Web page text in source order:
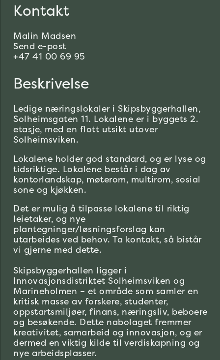
Kontakt
Malin Madsen
Send e-post
+47 41 00 69 95
Beskrivelse
Ledige næringslokaler i Skipsbyggerhallen,
Solheimsgaten 11. Lokalene er i byggets 2.
etasje, med en flott utsikt utover
Solheimsviken.
Lokalene holder god standard, og er lyse og
tidsriktige. Lokalene består i dag av
kontorlandskap, møterom, multirom, sosial
sone og kjøkken.
Det er mulig å tilpasse lokalene til riktig
leietaker, og nye
plantegninger/løsningsforslag kan
utarbeides ved behov. Ta kontakt, så bistår
vi gjerne med dette.
Skipsbyggerhallen ligger i
Innovasjonsdistriktet Solheimsviken og
Marineholmen – et område som samler en
kritisk masse av forskere, studenter,
oppstartsmiljøer, finans, næringsliv, beboere
og besøkende. Dette nabolaget fremmer
kreativitet, samarbeid og innovasjon, og er
dermed en viktig kilde til verdiskapning og
nye arbeidsplasser.